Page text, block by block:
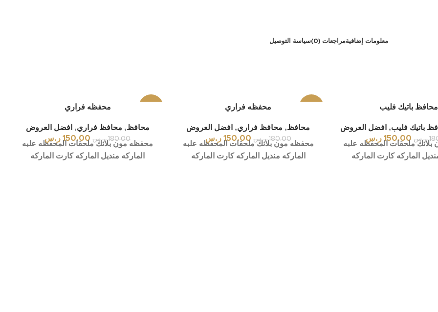
معلومات إضافيةمراجعات (0) سياسة التوصيل
محافظ باتيك فليب
باتيك فليب, افضل العروض
ر.س 150.00 ر.س
ملحقات المحفظه علبه
الماركه كارت الماركه
محفظه فراري
محافظ, محافظ فراري, افضل العروض
180.00 ر.س 150.00 ر.س
محفظه مون بلانك ملحقات المحفظه علبه
الماركه منديل الماركه كارت الماركه
محفظه فراري
محافظ, محافظ فراري, افضل العروض
180.00 ر.س 150.00 ر.س
محفظه مون بلانك ملحقات المحفظه علبه
الماركه منديل الماركه كارت الماركه